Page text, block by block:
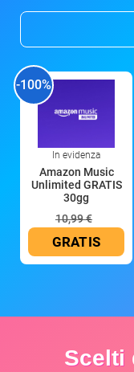
-100%
In evidenza
Amazon Music
Unlimited GRATIS
30gg
10,99 €
GRATIS
Scelti